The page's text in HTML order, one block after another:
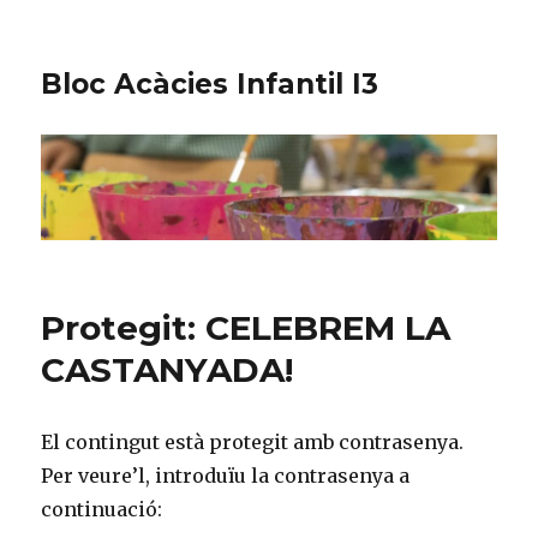
Bloc Acàcies Infantil I3
Protegit: CELEBREM LA
CASTANYADA!
El contingut està protegit amb contrasenya.
Per veure’l, introduïu la contrasenya a
continuació: